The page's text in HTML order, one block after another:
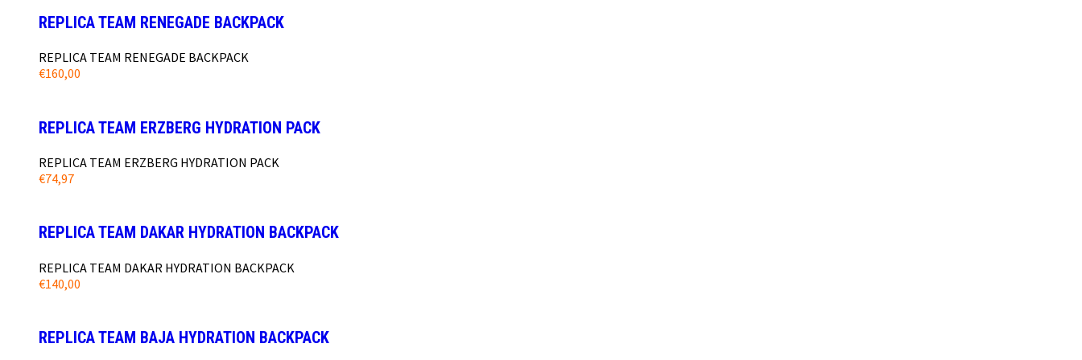
REPLICA TEAM RENEGADE BACKPACK
REPLICA TEAM RENEGADE BACKPACK
€160,00
REPLICA TEAM ERZBERG HYDRATION PACK
REPLICA TEAM ERZBERG HYDRATION PACK
€74,97
REPLICA TEAM DAKAR HYDRATION BACKPACK
REPLICA TEAM DAKAR HYDRATION BACKPACK
€140,00
REPLICA TEAM BAJA HYDRATION BACKPACK